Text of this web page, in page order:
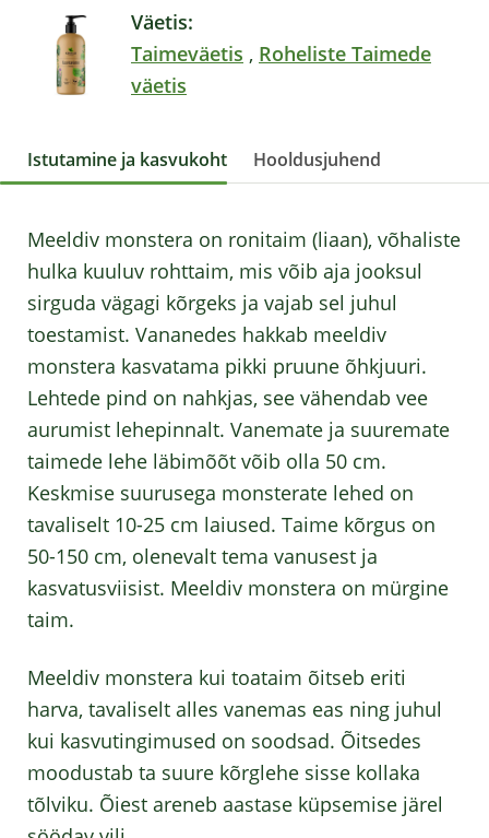
Väetis:
Taimeväetis , Roheliste Taimede
väetis
Istutamine ja kasvukoht Hooldusjuhend
Meeldiv monstera on ronitaim (liaan), võhaliste
hulka kuuluv rohttaim, mis võib aja jooksul
sirguda vägagi kõrgeks ja vajab sel juhul
toestamist. Vananedes hakkab meeldiv
monstera kasvatama pikki pruune õhkjuuri.
Lehtede pind on nahkjas, see vähendab vee
aurumist lehepinnalt. Vanemate ja suuremate
taimede lehe läbimõõt võib olla 50 cm.
Keskmise suurusega monsterate lehed on
tavaliselt 10-25 cm laiused. Taime kõrgus on
50-150 cm, olenevalt tema vanusest ja
kasvatusviisist. Meeldiv monstera on mürgine
taim.
Meeldiv monstera kui toataim õitseb eriti
harva, tavaliselt alles vanemas eas ning juhul
kui kasvutingimused on soodsad. Õitsedes
moodustab ta suure kõrglehe sisse kollaka
tõlviku. Õiest areneb aastase küpsemise järel